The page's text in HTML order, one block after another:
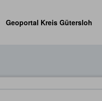
Geoportal Kreis Gütersloh